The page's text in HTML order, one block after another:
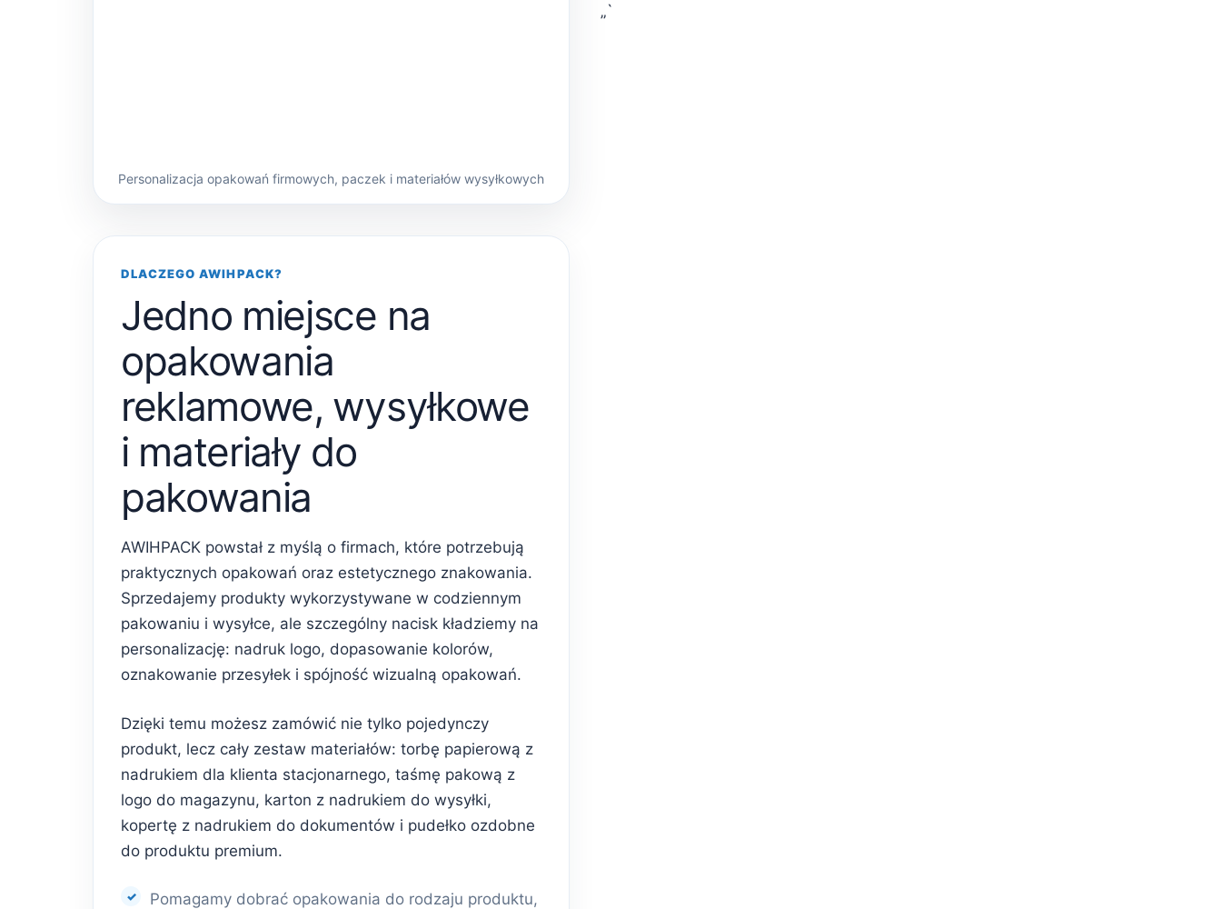
Personalizacja opakowań firmowych, paczek i materiałów wysyłkowych
„`
DLACZEGO AWIHPACK?
Jedno miejsce na
opakowania
reklamowe, wysyłkowe
i materiały do
pakowania
AWIHPACK powstał z myślą o firmach, które potrzebują
praktycznych opakowań oraz estetycznego znakowania.
Sprzedajemy produkty wykorzystywane w codziennym
pakowaniu i wysyłce, ale szczególny nacisk kładziemy na
personalizację: nadruk logo, dopasowanie kolorów,
oznakowanie przesyłek i spójność wizualną opakowań.
Dzięki temu możesz zamówić nie tylko pojedynczy
produkt, lecz cały zestaw materiałów: torbę papierową z
nadrukiem dla klienta stacjonarnego, taśmę pakową z
logo do magazynu, karton z nadrukiem do wysyłki,
kopertę z nadrukiem do dokumentów i pudełko ozdobne
do produktu premium.
Pomagamy dobrać opakowania do rodzaju produktu,